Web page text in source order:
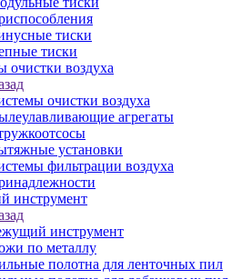
тиски
тиски
очистки воздуха
очистки воздуха
агрегаты
установки
фильтрации воздуха
инструмент
инструмент
по металлу
полотна для ленточных пил